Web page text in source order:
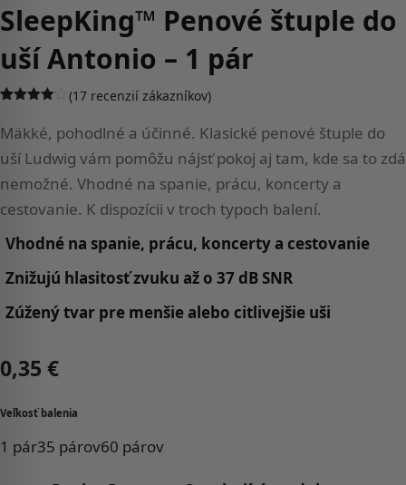
SleepKing™ Penové štuple do
uší Antonio – 1 pár
z 5
na
základe
zákazníckych
(17recenzií zákazníkov)
0,35 €
Mäkké, pohodlné a účinné. Klasické penové štuple do
uší Ludwig vám pomôžu nájsť pokoj aj tam, kde sa to zdá
nemožné. Vhodné na spanie, prácu, koncerty a
cestovanie. K dispozícii v troch typoch balení.
Vhodné na spanie, prácu, koncerty a cestovanie
Znižujú hlasitosť zvuku až o 37 dB SNR
Zúžený tvar pre menšie alebo citlivejšie uši
Veľkosť balenia
1 pár35 párov60 párov